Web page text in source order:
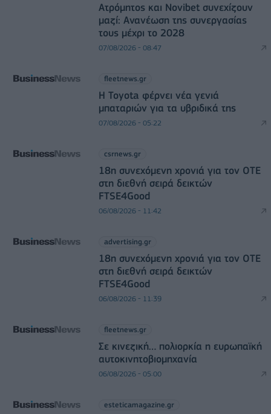
Ατρόμητος και Novibet συνεχίζουν
μαζί: Ανανέωση της συνεργασίας
τους μέχρι το 2028
07/08/2026 - 08:47
fleetnews.gr
Η Toyota φέρνει νέα γενιά
μπαταριών για τα υβριδικά της
07/08/2026 - 05:22
csrnews.gr
18η συνεχόμενη χρονιά για τον ΟΤΕ
στη διεθνή σειρά δεικτών
FTSE4Good
06/08/2026 - 11:42
advertising.gr
18η συνεχόμενη χρονιά για τον ΟΤΕ
στη διεθνή σειρά δεικτών
FTSE4Good
06/08/2026 - 11:39
fleetnews.gr
Σε κινεζική… πολιορκία η ευρωπαϊκή
αυτοκινητοβιομηχανία
06/08/2026 - 05:00
esteticamagazine.gr